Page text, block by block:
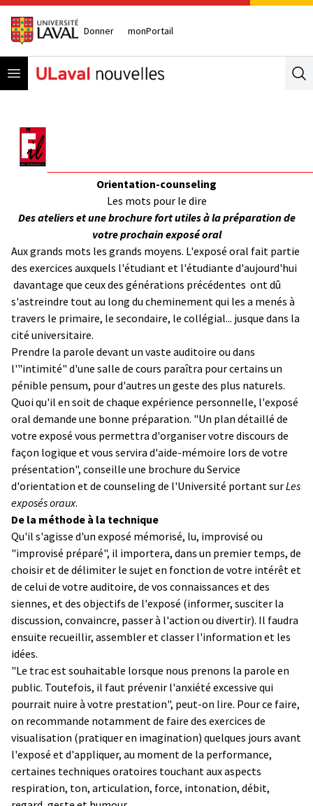
Donner monPortail
Open menu
Orientation-counseling
Les mots pour le dire
Des ateliers et une brochure fort utiles à la préparation de
votre prochain exposé oral
Aux grands mots les grands moyens. L'exposé oral fait partie
des exercices auxquels l'étudiant et l'étudiante d'aujourd'hui
­ davantage que ceux des générations précédentes ­ ont dû
s'astreindre tout au long du cheminement qui les a menés à
travers le primaire, le secondaire, le collégial... jusque dans la
cité universitaire.
Prendre la parole devant un vaste auditoire ou dans
l'"intimité" d'une salle de cours paraîtra pour certains un
pénible pensum, pour d'autres un geste des plus naturels.
Quoi qu'il en soit de chaque expérience personnelle, l'exposé
oral demande une bonne préparation. "Un plan détaillé de
votre exposé vous permettra d'organiser votre discours de
façon logique et vous servira d'aide-mémoire lors de votre
présentation", conseille une brochure du Service
d'orientation et de counseling de l'Université portant surLes
exposés oraux.
De la méthode à la technique
Qu'il s'agisse d'un exposé mémorisé, lu, improvisé ou
"improvisé préparé", il importera, dans un premier temps, de
choisir et de délimiter le sujet en fonction de votre intérêt et
de celui de votre auditoire, de vos connaissances et des
siennes, et des objectifs de l'exposé (informer, susciter la
discussion, convaincre, passer à l'action ou divertir). Il faudra
ensuite recueillir, assembler et classer l'information et les
idées.
"Le trac est souhaitable lorsque nous prenons la parole en
public. Toutefois, il faut prévenir l'anxiété excessive qui
pourrait nuire à votre prestation", peut-on lire. Pour ce faire,
on recommande notamment de faire des exercices de
visualisation (pratiquer en imagination) quelques jours avant
l'exposé et d'appliquer, au moment de la performance,
certaines techniques oratoires touchant aux aspects
respiration, ton, articulation, force, intonation, débit,